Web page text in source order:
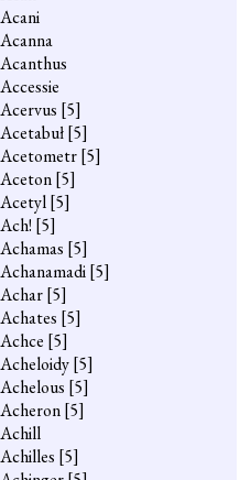
Acani
Acanna
Acanthus
Accessie
Acervus [5]
Acetabuł[5]
Acetometr[5]
Aceton[5]
Acetyl[5]
Ach! [5]
Achamas [5]
Achanamadi[5]
Achar[5]
Achates [5]
Achce [5]
Acheloidy[5]
Achelous [5]
Acheron[5]
Achill
Achilles [5]